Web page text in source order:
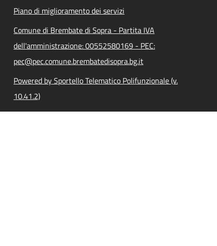
Piano di miglioramento dei servizi
Comune di Brembate di Sopra - Partita IVA
dell'amministrazione: 00552580169 - PEC:
pec@pec.comune.brembatedisopra.bg.it
Powered by Sportello Telematico Polifunzionale (v.
10.41.2)